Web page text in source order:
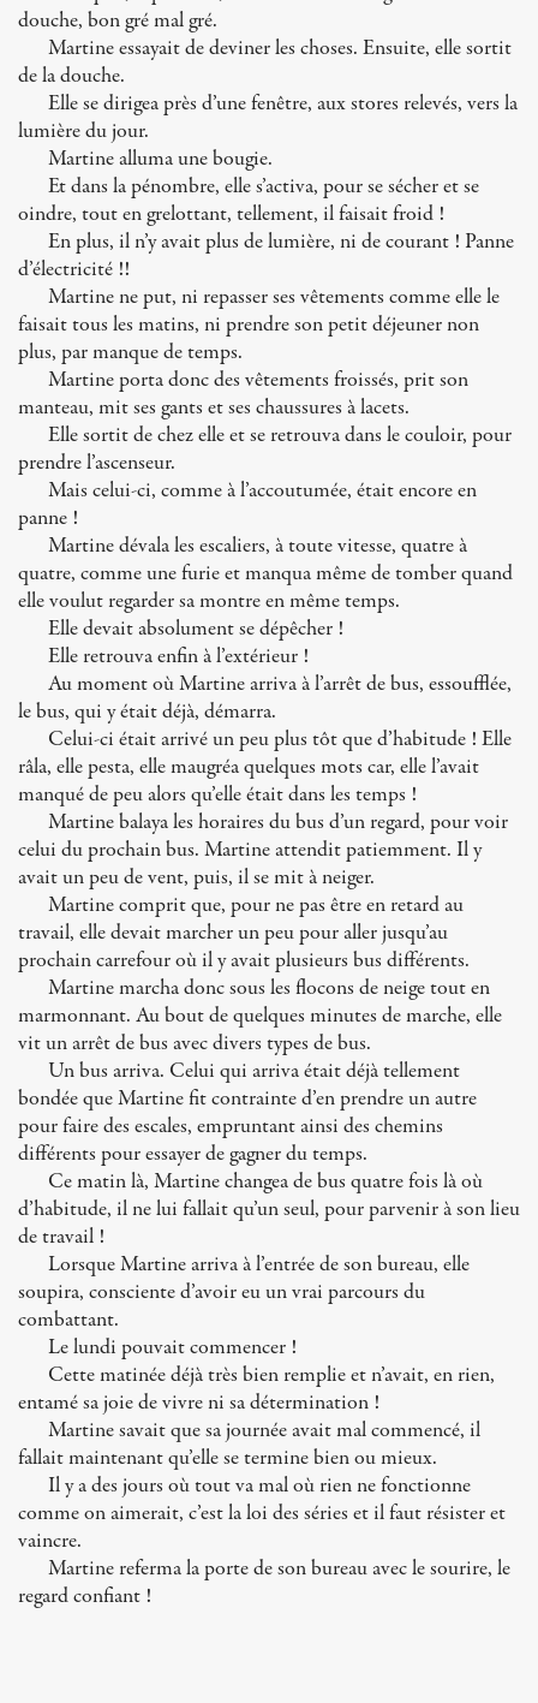
douche, bon gré mal gré.
Martine essayait de deviner les choses. Ensuite, elle sortit
de la douche.
Elle se dirigea près d’une fenêtre, aux stores relevés, vers la
lumière du jour.
Martine alluma une bougie.
Et dans la pénombre, elle s’activa, pour se sécher et se
oindre, tout en grelottant, tellement, il faisait froid !
En plus, il n’y avait plus de lumière, ni de courant ! Panne
d’électricité !!
Martine ne put, ni repasser ses vêtements comme elle le
faisait tous les matins, ni prendre son petit déjeuner non
plus, par manque de temps.
Martine porta donc des vêtements froissés, prit son
manteau, mit ses gants et ses chaussures à lacets.
Elle sortit de chez elle et se retrouva dans le couloir, pour
prendre l’ascenseur.
Mais celui-ci, comme à l’accoutumée, était encore en
panne !
Martine dévala les escaliers, à toute vitesse, quatre à
quatre, comme une furie et manqua même de tomber quand
elle voulut regarder sa montre en même temps.
Elle devait absolument se dépêcher !
Elle retrouva enfin à l’extérieur !
Au moment où Martine arriva à l’arrêt de bus, essoufflée,
le bus, qui y était déjà, démarra.
Celui-ci était arrivé un peu plus tôt que d’habitude ! Elle
râla, elle pesta, elle maugréa quelques mots car, elle l’avait
manqué de peu alors qu’elle était dans les temps !
Martine balaya les horaires du bus d’un regard, pour voir
celui du prochain bus. Martine attendit patiemment. Il y
avait un peu de vent, puis, il se mit à neiger.
Martine comprit que, pour ne pas être en retard au
travail, elle devait marcher un peu pour aller jusqu’au
prochain carrefour où il y avait plusieurs bus différents.
Martine marcha donc sous les flocons de neige tout en
marmonnant. Au bout de quelques minutes de marche, elle
vit un arrêt de bus avec divers types de bus.
Un bus arriva. Celui qui arriva était déjà tellement
bondée que Martine fit contrainte d’en prendre un autre
pour faire des escales, empruntant ainsi des chemins
différents pour essayer de gagner du temps.
Ce matin là, Martine changea de bus quatre fois là où
d’habitude, il ne lui fallait qu’un seul, pour parvenir à son lieu
de travail !
Lorsque Martine arriva à l’entrée de son bureau, elle
soupira, consciente d’avoir eu un vrai parcours du
combattant.
Le lundi pouvait commencer !
Cette matinée déjà très bien remplie et n’avait, en rien,
entamé sa joie de vivre ni sa détermination !
Martine savait que sa journée avait mal commencé, il
fallait maintenant qu’elle se termine bien ou mieux.
Il y a des jours où tout va mal où rien ne fonctionne
comme on aimerait, c’est la loi des séries et il faut résister et
vaincre.
Martine referma la porte de son bureau avec le sourire, le
regard confiant !